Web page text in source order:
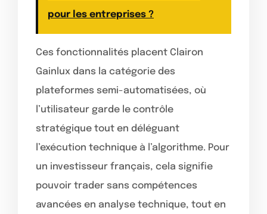
pour les entreprises ?
Ces fonctionnalités placent Clairon
Gainlux dans la catégorie des
plateformes semi-automatisées, où
l’utilisateur garde le contrôle
stratégique tout en déléguant
l’exécution technique à l’algorithme. Pour
un investisseur français, cela signifie
pouvoir trader sans compétences
avancées en analyse technique, tout en